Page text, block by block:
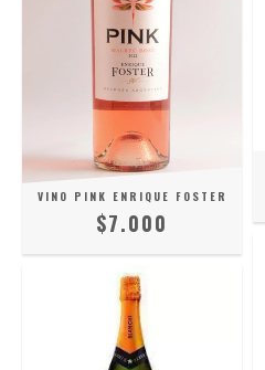
VINO PINK ENRIQUE FOSTER
$7.000